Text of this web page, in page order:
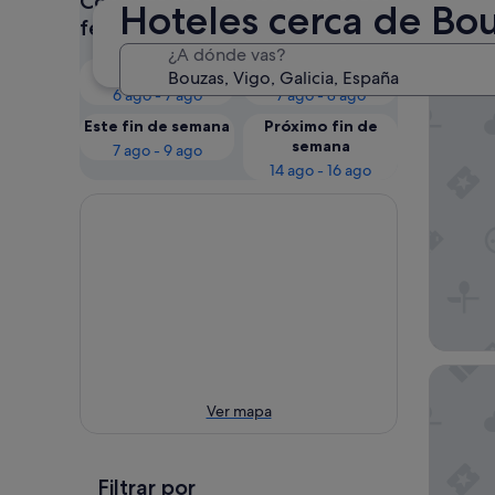
Hoteles cerca de
¿A dónde vas?
fechas
Esta noche
6 ago - 7 ago
Mañana
7 ago - 8 ago
Este fin de semana
7 ago - 9 ago
Próximo fin de
semana
14 ago - 16 ago
Ver mapa
Filtrar por
Hotel